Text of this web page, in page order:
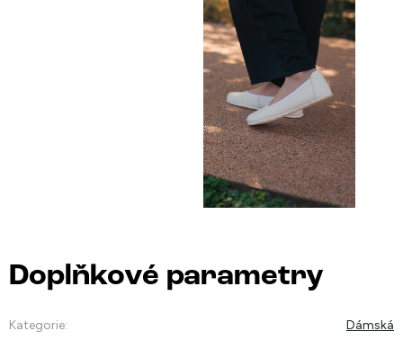
Doplňkové parametry
Kategorie: Dámská